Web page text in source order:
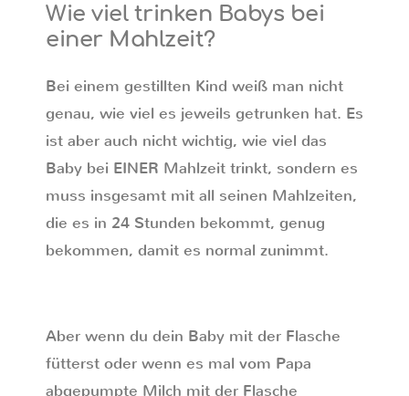
Wie viel trinken Babys bei
einer Mahlzeit?
Bei einem gestillten Kind weiß man nicht
genau, wie viel es jeweils getrunken hat. Es
ist aber auch nicht wichtig, wie viel das
Baby bei EINER Mahlzeit trinkt, sondern es
muss insgesamt mit all seinen Mahlzeiten,
die es in 24 Stunden bekommt, genug
bekommen, damit es normal zunimmt.
Aber wenn du dein Baby mit der Flasche
fütterst oder wenn es mal vom Papa
abgepumpte Milch mit der Flasche